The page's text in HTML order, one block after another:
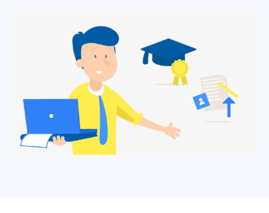
Kompetenzlücken-Analysen
Schulungseffektivität
Compliance-Dashboards
Prognosen & Trends
Verpackung
19. März 2026
Schluss mit dem Hinterherlaufen,